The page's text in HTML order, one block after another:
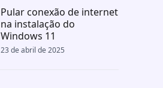
Pular conexão de internet
na instalação do
Windows 11
23 de abril de 2025